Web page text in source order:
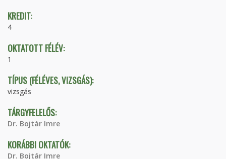
KREDIT:
4
OKTATOTT FÉLÉV:
1
TÍPUS (FÉLÉVES, VIZSGÁS):
vizsgás
TÁRGYFELELŐS:
Dr. Bojtár Imre
KORÁBBI OKTATÓK:
Dr. Bojtár Imre